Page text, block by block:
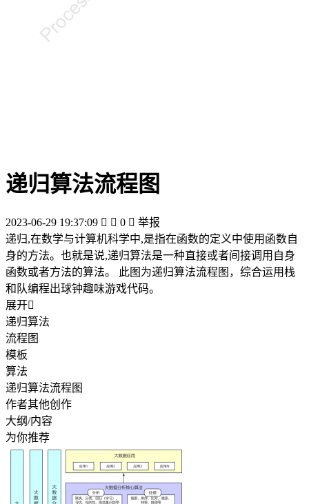
递归算法流程图
2023-06-29 19:37:09   0  举报
递归,在数学与计算机科学中,是指在函数的定义中使用函数自
身的方法。也就是说,递归算法是一种直接或者间接调用自身
函数或者方法的算法。 此图为递归算法流程图，综合运用栈
和队编程出球钟趣味游戏代码。
展开
递归算法
流程图
模板
算法
递归算法流程图
作者其他创作
大纲/内容
为你推荐